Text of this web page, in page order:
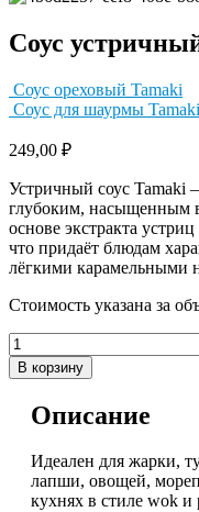
Соус
Соус ореховый Tamaki
Соус для шаурмы Tamaki
249,00 ₽
Устричный соус Tamaki
глубоким, насыщенным
основе экстракта
что придаёт блюдам
лёгкими карамельными
Стоимость указана за
В корзину
Описание
Идеален для жарки,
лапши, овощей,
кухнях в стиле wok и